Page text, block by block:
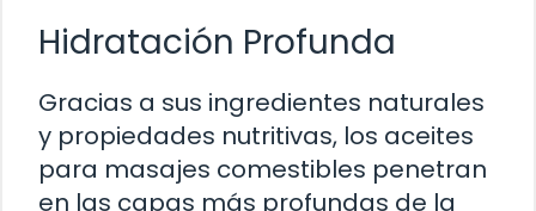
Hidratación Profunda
Gracias a sus ingredientes naturales
y propiedades nutritivas, los aceites
para masajes comestibles penetran
en las capas más profundas de la